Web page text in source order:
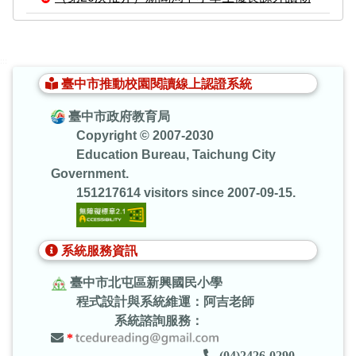
臺中市推動校園閱讀線上認證系統
臺中市政府教育局
Copyright © 2007-2030
Education Bureau, Taichung City
Government.
151217614 visitors since 2007-09-15.
系統服務資訊
臺中市北屯區新興國民小學
程式設計與系統維運：阿吉老師
系統諮詢服務：
*